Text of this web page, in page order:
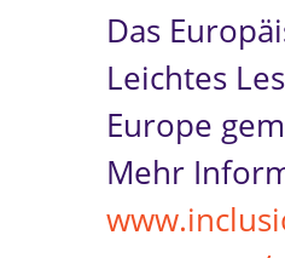
Das
Leichtes
Europe
Mehr